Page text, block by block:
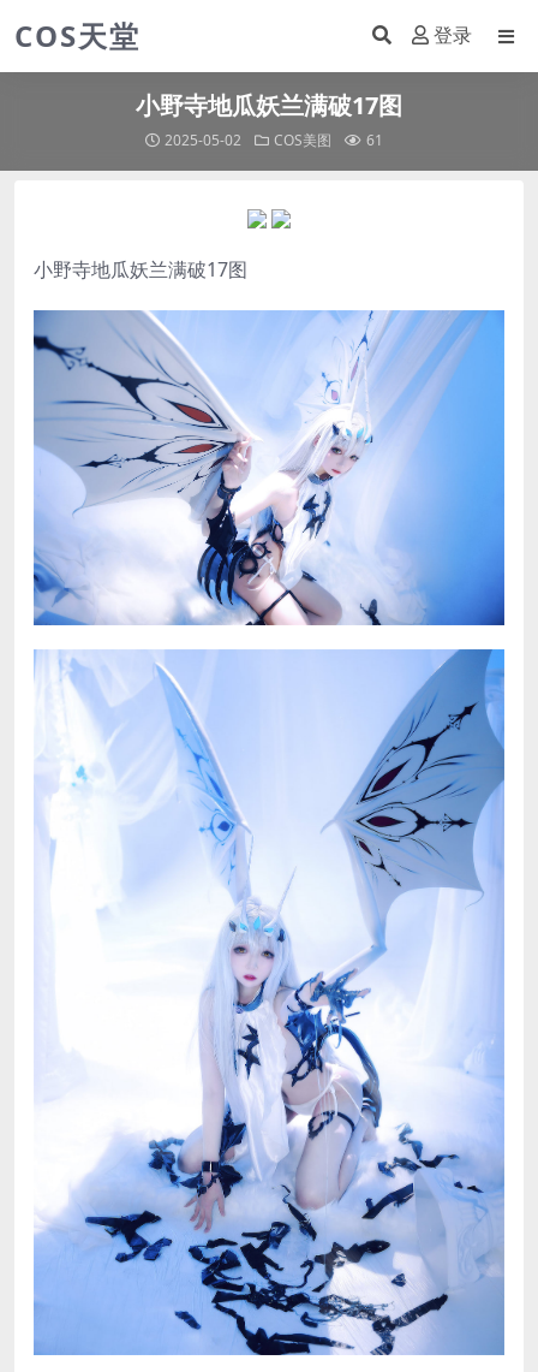
COS天堂 登录
小野寺地瓜妖兰满破17图
2025-05-02 COS美图 61
小野寺地瓜妖兰满破17图